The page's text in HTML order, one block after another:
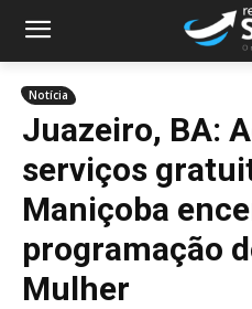
Notícia
Juazeiro, BA:
serviços
Maniçoba
programação
Mulher